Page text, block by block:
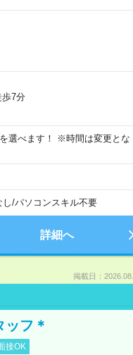
7分
選べます！ ※時間は変更とな
/パソコンスキル不要
詳細へ
掲載日：
フ＊
接OK